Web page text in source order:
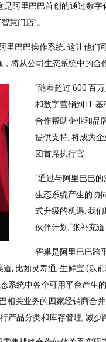
阿里巴巴首创的通过数
慧门店”。
里巴巴操作系统, 这让他
将从公司生态系统中的
“随着超过 600 百
和数字营销到 IT
合作帮助企业和品
提供支持, 将成为
团首席执行官.
“通过与阿里巴巴
生态系统产生的协
式升级的机遇. 我
伙伴计划,“张补充道.
雀巢是阿里巴巴跨
, 比如灵寿通, 生鲜宝 (以
系统中各个可用平台产生
相关业务的四家经销商合
产品分类和库存管理, 减